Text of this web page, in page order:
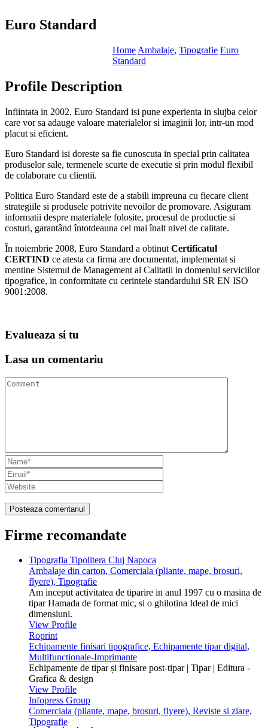
Euro Standard
Home Ambalaje, Tipografie Euro
Standard
Profile Description
Infiintata in 2002, Euro Standard isi pune experienta in slujba celor
care vor sa adauge valoare materialelor si imaginii lor, intr-un mod
placut si eficient.
Euro Standard isi doreste sa fie cunoscuta in special prin calitatea
produselor sale, termenele scurte de executie si prin modul flexibil
de colaborare cu clientii.
Politica Euro Standard este de a stabili impreuna cu fiecare client
strategiile si produsele potrivite nevoilor de promovare. Asiguram
informatii despre materialele folosite, procesul de productie si
costuri, garantând întotdeauna cel mai înalt nivel de calitate.
În noiembrie 2008, Euro Standard a obtinut Certificatul
CERTIND ce atesta ca firma are documentat, implementat si
mentine Sistemul de Management al Calitatii in domeniul serviciilor
tipografice, in conformitate cu cerintele standardului SR EN ISO
9001:2008.
Evalueaza si tu
Lasa un comentariu
Firme recomandate
Tipografia Tipolitera Cluj Napoca
Ambalaje din carton, Comerciala (pliante, mape, brosuri,
flyere), Tipografie
Am inceput activitatea de tiparire in anul 1997 cu o masina de
tipar Hamada de format mic, si o ghilotina Ideal de mici
dimensiuni.
View Profile
Roprint
Echipamente finisari tipografice, Echipamente tipar digital,
Multifunctionale-Imprimante
Echipamente de tipar și finisare post-tipar | Tipar | Editura -
Grafica & design
View Profile
Infopress Group
Comerciala (pliante, mape, brosuri, flyere), Reviste si ziare,
Tipografie